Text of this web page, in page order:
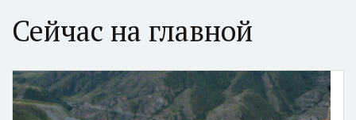
Сейчас на главной